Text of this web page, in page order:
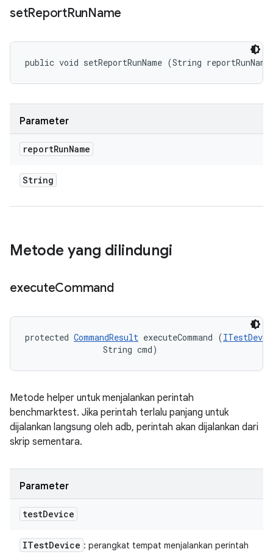
setReportRunName
public void setReportRunName (String
Parameter
reportRunName
String
Metode yang dilindungi
executeCommand
protected CommandResult executeCommand (
                String cmd)
Metode helper untuk menjalankan perintah
benchmarktest. Jika perintah terlalu panjang untuk
dijalankan langsung oleh adb, perintah akan dijalankan dari
skrip sementara.
Parameter
testDevice
ITestDevice : perangkat tempat menjalankan perintah